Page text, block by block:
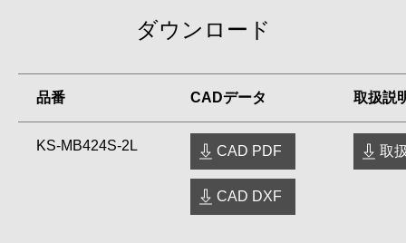
ダウンロード
品番 CADデータ 取扱説
KS-MB424S-2L CAD PDF
CAD DXF
取